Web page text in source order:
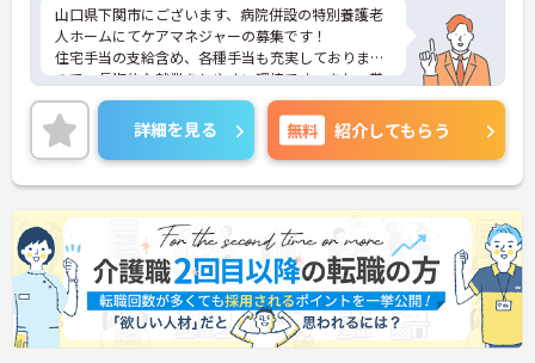
山口県下関市にございます、病院併設の特別養護老
人ホームにてケアマネジャーの募集です！
住宅手当の支給含め、各種手当も充実しております
ので、長期的な就業をしやすい環境です。また、賞
与4カ月分の支給実績がございますので、頑張りを
しっかりと評価する職場環境です◎
ご興味のある方は、マイナビ介護職までお問い合わ
せください。
詳細を見る 無料 紹介してもらう